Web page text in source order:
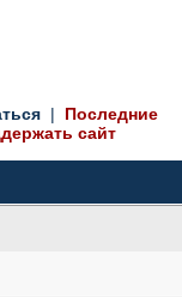
| Последние
сайт